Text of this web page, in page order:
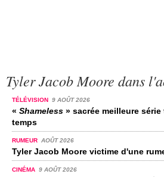
Tyler Jacob Moore dans
TÉLÉVISION 9 AOÛT 2026
« Shameless » sacrée meilleure
temps
RUMEUR AOÛT 2026
Tyler Jacob Moore victime d'une
CINÉMA 9 AOÛT 2026